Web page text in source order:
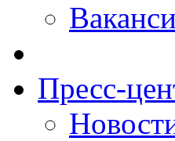
Пресс-